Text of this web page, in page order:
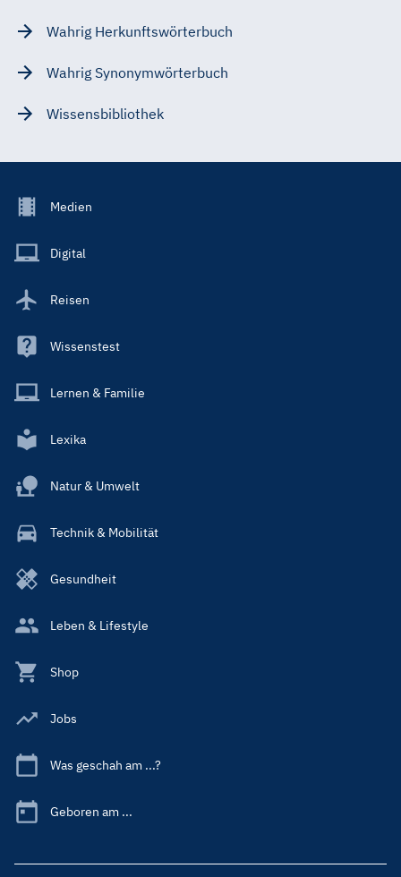
Wahrig Herkunftswörterbuch
Wahrig Synonymwörterbuch
Wissensbibliothek
Footer
Main
Medien
Digital
Reisen
Wissenstest
Lernen & Familie
Lexika
Natur & Umwelt
Technik & Mobilität
Gesundheit
Leben & Lifestyle
Shop
Jobs
Was geschah am ...?
Geboren am ...